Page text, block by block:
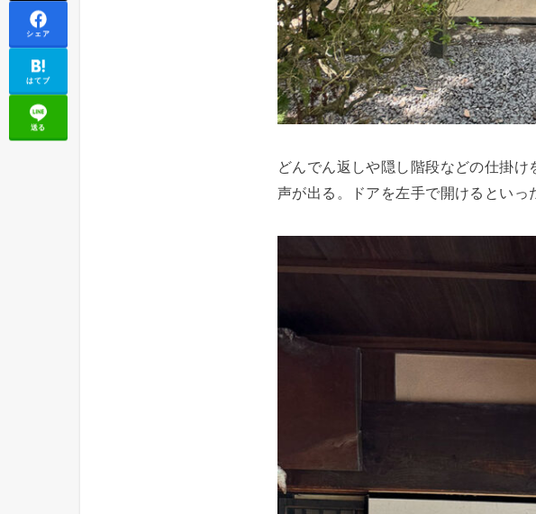
どんでん返しや隠し階段などの仕掛
声が出る。ドアを左手で開けるといっ
シェア
はてブ
送る